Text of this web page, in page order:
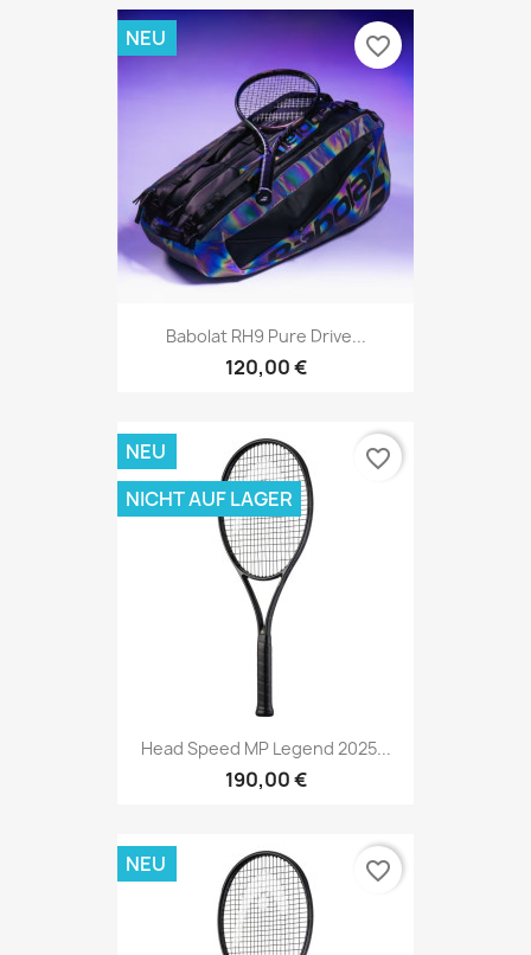
Babolat RH9 Pure Drive...
120,00 €
NEU favorite_border
Head Speed MP Legend 2025...
190,00 €
NEU
NICHT AUF LAGER
favorite_border
NEU favorite_border